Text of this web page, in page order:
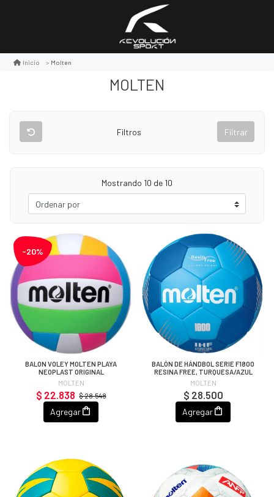
Inicio Molten
MOLTEN
Filtros Filtrar
Mostrando 10 de 10
-20%
BALON VOLEY MOLTEN PLAYA
NEOPLAST ORIGINAL
MOLTEN
$ 28.548
$ 22.838
Agregar
BALÓN DE HÁNDBOL SERIE F1800
RESINA FREE, TURQUESA/AZUL
MOLTEN
$ 28.500
Agregar